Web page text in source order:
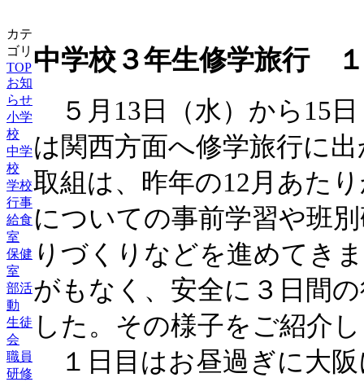
カテ
ゴリ
TOP
お知
らせ
小学
校
中学
校
学校
行事
給食
室
保健
室
部活
動
生徒
会
職員
研修
中学校３年生修学旅行 １
５月13日（水）から15
は関西方面へ修学旅行に
取組は、昨年の12月あた
についての事前学習や班
りづくりなどを進めてき
がもなく、安全に３日間
した。その様子をご紹介
１日目はお昼過ぎに大